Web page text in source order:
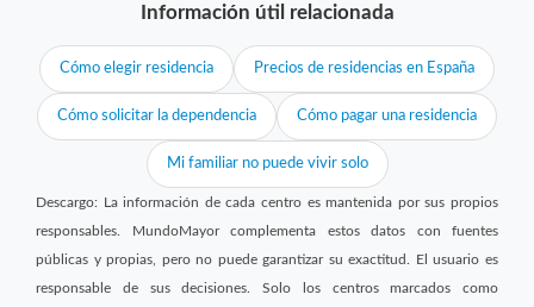
Información útil relacionada
Cómo elegir residencia Precios de residencias en España
Cómo solicitar la dependencia Cómo pagar una residencia
Mi familiar no puede vivir solo
Descargo: La información de cada centro es mantenida por sus propios
responsables. MundoMayor complementa estos datos con fuentes
públicas y propias, pero no puede garantizar su exactitud. El usuario es
responsable de sus decisiones. Solo los centros marcados como